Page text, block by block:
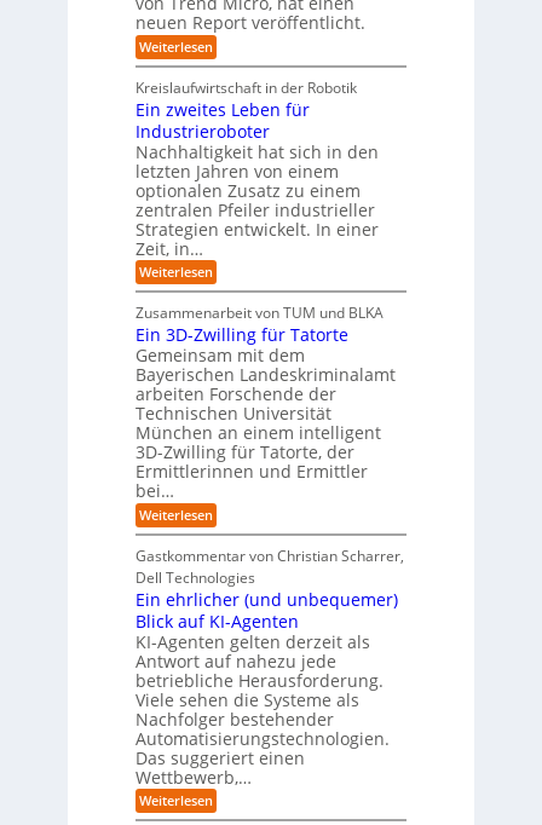
m
w
a
s
b
e
i
n
i
c
h
t
e
u
r
o
p
i
s
c
h
e
n
R
o
u
t
e
-
H
e
r
s
t
e
l
l
e
r
n
e
n
t
i
e
r
u
n
g
a
l
A
I
n
S
A
P
:
W
i
e
s
u
b
e
r
e
D
a
t
e
n
K
I
-
r
o
j
e
k
t
e
i
n
d
e
r
I
n
d
u
s
t
r
neuen Report veröffentlicht.
Weiterlesen:
T
e
n
d
A
I
-
R
e
p
r
t
S
i
n
k
e
n
d
e
s
C
b
e
r
r
s
i
k
o
,
w
a
c
h
s
e
n
d
e
Kreislaufwirtschaft in der Robotik
Ein zweites Leben für
Industrieroboter
Nachhaltigkeit hat sich in den
letzten Jahren von einem
optionalen Zusatz zu einem
zentralen Pfeiler industrieller
Strategien entwickelt. In einer
Zeit, in…
Weiterlesen:
E
n
z
w
e
i
t
e
s
L
e
e
n
f
ü
r
I
n
d
u
s
t
r
i
e
r
o
b
o
t
Zusammenarbeit von TUM und BLKA
Ein 3D-Zwilling für Tatorte
Gemeinsam mit dem
Bayerischen Landeskriminalamt
arbeiten Forschende der
Technischen Universität
München an einem intelligent
3D-Zwilling für Tatorte, der
Ermittlerinnen und Ermittler
bei…
Weiterlesen:
E
n
3
D
-
Z
w
i
l
l
i
n
g
f
ü
r
T
Gastkommentar von Christian Scharrer,
Dell Technologies
Ein ehrlicher (und unbequemer)
Blick auf KI-Agenten
KI-Agenten gelten derzeit als
Antwort auf nahezu jede
betriebliche Herausforderung.
Viele sehen die Systeme als
Nachfolger bestehender
Automatisierungstechnologien.
Das suggeriert einen
Wettbewerb,…
Weiterlesen:
E